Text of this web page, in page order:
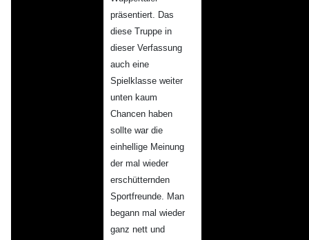
präsentiert. Das
diese Truppe in
dieser Verfassung
auch eine
Spielklasse weiter
unten kaum
Chancen haben
sollte war die
einhellige Meinung
der mal wieder
erschütternden
Sportfreunde. Man
begann mal wieder
ganz nett und